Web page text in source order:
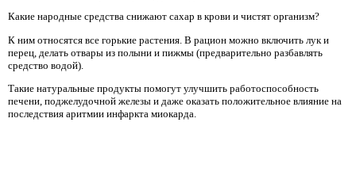
Какие народные средства снижают сахар в крови и чистят организм?
К ним относятся все горькие растения. В рацион можно включить лук и
перец, делать отвары из полыни и пижмы (предварительно разбавлять
средство водой).
Такие натуральные продукты помогут улучшить работоспособность
печени, поджелудочной железы и даже оказать положительное влияние на
последствия аритмии инфаркта миокарда.